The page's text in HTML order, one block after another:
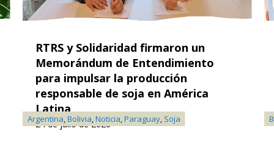
Argentina,Bolivia,Noticia,Paraguay, Soja
RTRS y Solidaridad firmaron un
Memorándum de Entendimiento
para impulsar la producción
responsable de soja en América
Latina
24 de julio de 2026